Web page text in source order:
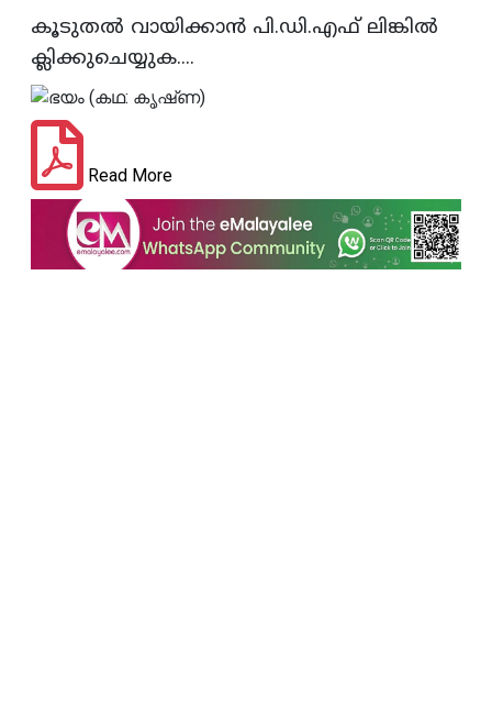
കൂടുതല്‍ വായിക്കാന്‍ പി.ഡി.എഫ്‌ ലിങ്കില്‍
ക്ലിക്കുചെയ്യുക....
Read More